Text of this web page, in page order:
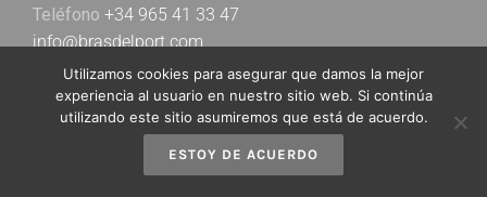
Teléfono +34 965 41 33 47
info@brasdelport.com
WhatsApp
Utilizamos cookies para asegurar que damos la mejor
experiencia al usuario en nuestro sitio web. Si continúa
utilizando este sitio asumiremos que está de acuerdo.
ESTOY DE ACUERDO